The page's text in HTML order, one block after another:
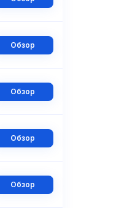
Обзор
Обзор
Обзор
Обзор